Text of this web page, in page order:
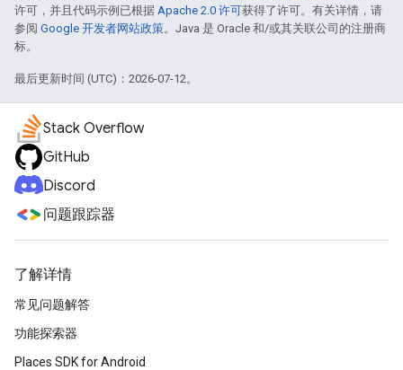
许可，并且代码示例已根据 Apache 2.0 许可获得了许可。有关详情，请
参阅 Google 开发者网站政策。Java 是 Oracle 和/或其关联公司的注册商
标。
最后更新时间 (UTC)：2026-07-12。
Stack Overflow
GitHub
Discord
问题跟踪器
了解详情
常见问题解答
功能探索器
Places SDK for Android